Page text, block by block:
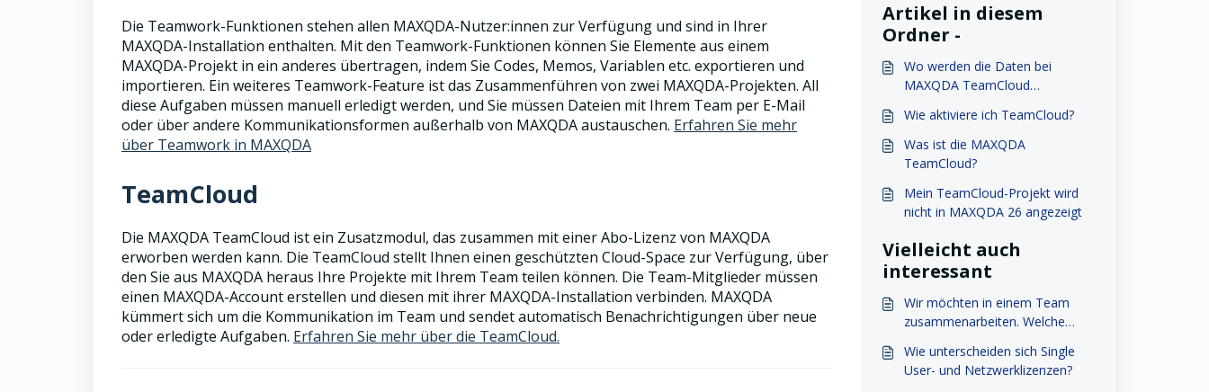
Die Teamwork-Funktionen stehen allen MAXQDA-Nutzer:innen zur Verfügung und sind in Ihrer
MAXQDA-Installation enthalten. Mit den Teamwork-Funktionen können Sie Elemente aus einem
MAXQDA-Projekt in ein anderes übertragen, indem Sie Codes, Memos, Variablen etc. exportieren und
importieren. Ein weiteres Teamwork-Feature ist das Zusammenführen von zwei MAXQDA-Projekten. All
diese Aufgaben müssen manuell erledigt werden, und Sie müssen Dateien mit Ihrem Team per E-Mail
oder über andere Kommunikationsformen außerhalb von MAXQDA austauschen. Erfahren Sie mehr
über Teamwork in MAXQDA
TeamCloud
Die MAXQDA TeamCloud ist ein Zusatzmodul, das zusammen mit einer Abo-Lizenz von MAXQDA
erworben werden kann. Die TeamCloud stellt Ihnen einen geschützten Cloud-Space zur Verfügung, über
den Sie aus MAXQDA heraus Ihre Projekte mit Ihrem Team teilen können. Die Team-Mitglieder müssen
einen MAXQDA-Account erstellen und diesen mit ihrer MAXQDA-Installation verbinden. MAXQDA
kümmert sich um die Kommunikation im Team und sendet automatisch Benachrichtigungen über neue
oder erledigte Aufgaben. Erfahren Sie mehr über die TeamCloud.
Artikel in diesem
Ordner -
Wo werden die Daten bei
MAXQDA TeamCloud
gewährleistet?
Wie aktiviere ich TeamCloud?
Was ist die MAXQDA
TeamCloud?
Mein TeamCloud-Projekt wird
nicht in MAXQDA 26 angezeigt
Vielleicht auch
interessant
Wir möchten in einem Team
zusammenarbeiten. Welche
Wie unterscheiden sich Single
User- und Netzwerklizenzen?